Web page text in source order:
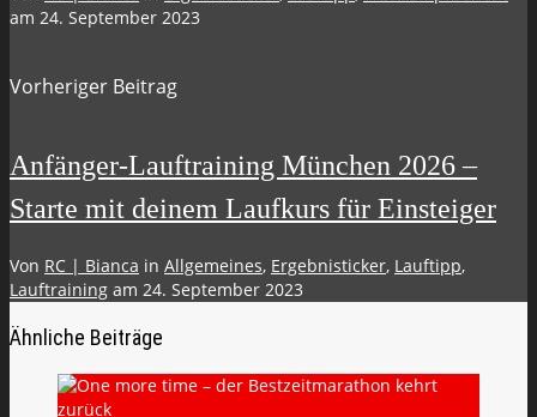
am 24. September 2023
Vorheriger Beitrag
Anfänger-Lauftraining München 2026 –
Starte mit deinem Laufkurs für Einsteiger
Von RC | Bianca in Allgemeines, Ergebnisticker, Lauftipp,
Lauftraining am 24. September 2023
Ähnliche Beiträge